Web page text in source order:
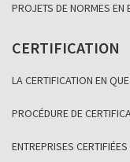
PROJETS DE NORMES EN
CERTIFICATION
LA CERTIFICATION EN
PROCÉDURE DE
ENTREPRISES